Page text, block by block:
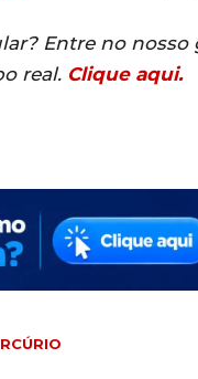
Entre no
real. Clique aqui.